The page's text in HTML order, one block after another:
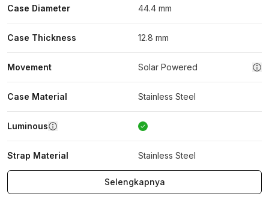
Case Diameter 44.4 mm
Case Thickness 12.8 mm
Movement Solar Powered
Case Material Stainless Steel
Luminous
Strap Material Stainless Steel
Selengkapnya